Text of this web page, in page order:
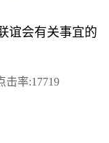
谊会有关事宜的
击率:17719